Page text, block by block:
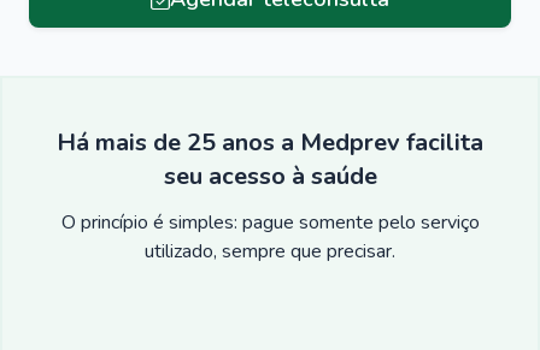
Há mais de 25 anos a Medprev facilita
seu acesso à saúde
O princípio é simples: pague somente pelo serviço
utilizado, sempre que precisar.